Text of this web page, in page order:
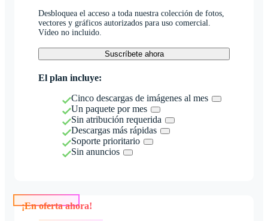
Desbloquea el acceso a toda nuestra colección de fotos,
vectores y gráficos autorizados para uso comercial.
Vídeo no incluido.
Suscríbete ahora
El plan incluye:
Cinco descargas de imágenes al mes
Un paquete por mes
Sin atribución requerida
Descargas más rápidas
Soporte prioritario
Sin anuncios